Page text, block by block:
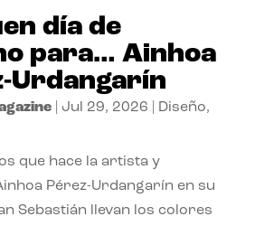
día de
para… Ainhoa
Urdangarín
| Jul 29, 2026 Diseño,
que hace la artista y
Pérez-Urdangarín en su
Sebastián llevan los colores